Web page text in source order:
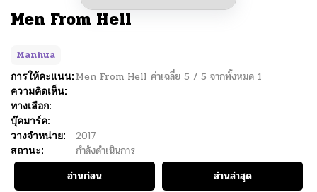
Men From Hell
Manhua
การให้คะแนน: Men From Hell ค่าเฉลี่ย 5 / 5 จากทั้งหมด 1
ความคิดเห็น:
ทางเลือก:
บุ๊คมาร์ค:
วางจำหน่าย:
2017
สถานะ:
กำลังดำเนินการ
อ่านก่อน
อ่านล่าสุด